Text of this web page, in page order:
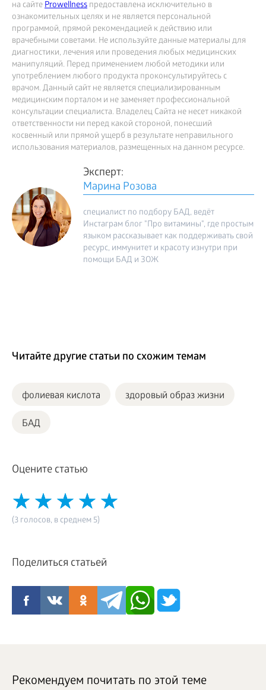
на сайтеProwellness предоставлена исключительно в
ознакомительных целях и не является персональной
программой, прямой рекомендацией к действию или
врачебными советами. Не используйте данные материалы для
диагностики, лечения или проведения любых медицинских
манипуляций. Перед применением любой методики или
употреблением любого продукта проконсультируйтесь с
врачом. Данный сайт не является специализированным
медицинским порталом и не заменяет профессиональной
консультации специалиста. Владелец Сайта не несет никакой
ответственности ни перед какой стороной, понесший
косвенный или прямой ущерб в результате неправильного
использования материалов, размещенных на данном ресурсе.
Эксперт:
Марина Розова
специалист по подбору БАД, ведёт
Инстаграм блог "Про витамины", где простым
языком рассказывает как поддерживать свой
ресурс, иммунитет и красоту изнутри при
помощи БАД и ЗОЖ
Читайте другие статьи по схожим темам
фолиевая кислота здоровый образ жизни
БАД
Оцените статью
(3 голосов, в среднем 5)
Поделиться статьей
Рекомендуем почитать по этой теме